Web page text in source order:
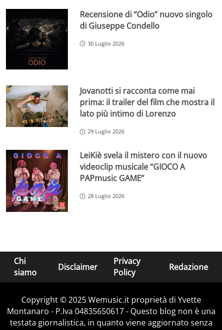
Recensione di “Odio” nuovo singolo
di Giuseppe Condello
30 Luglio 2026
Jovanotti si racconta come mai
prima: il trailer del film che mostra il
lato più intimo di Lorenzo
29 Luglio 2026
LeiKiè svela il mistero con il nuovo
videoclip musicale “GIOCO A
PAPmusic GAME”
28 Luglio 2026
Chi
siamo
Disclaimer
Privacy
Policy
Redazione
Copyright © 2025 Wemusic.it proprietà di Yvette
Montanaro - P.Iva 04835650617 - Questo blog non è una
testata giornalistica, in quanto viene aggiornato senza